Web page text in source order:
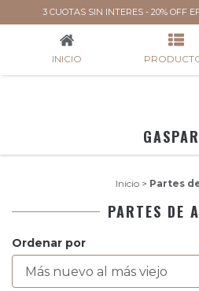
3 CUOTAS SIN INTERES - 20% OFF
PARTES DE ARRIBA
INICIO
Inicio > Partes
PARTES DE
Ordenar por